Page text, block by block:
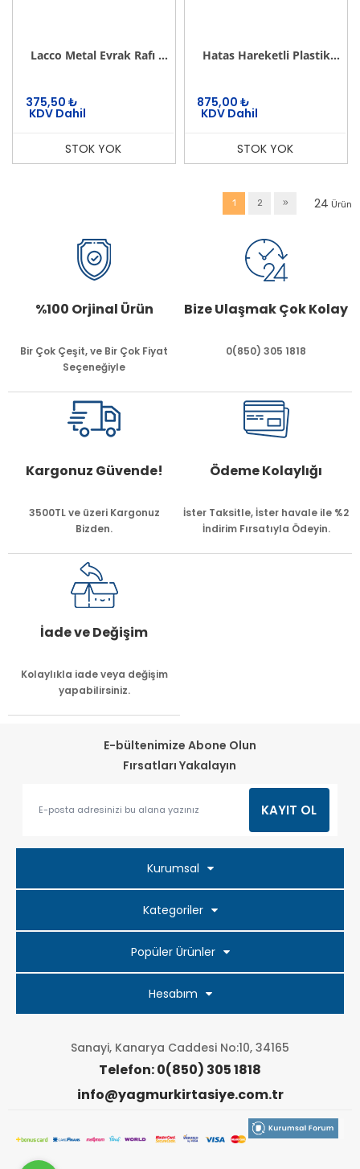
Lacco Metal Evrak Rafı - 3'lü - Siyah
375,50 ₺
KDV Dahil
STOK YOK
Hatas Hareketli Plastik Evrak Rafı 3 Lü
875,00 ₺
KDV Dahil
STOK YOK
24 Ürün
1 2 »
%100 Orjinal Ürün
Bir Çok Çeşit, ve Bir Çok Fiyat
Seçeneğiyle
Bize Ulaşmak Çok Kolay
0(850) 305 1818
Kargonuz Güvende!
3500TL ve üzeri Kargonuz
Bizden.
Ödeme Kolaylığı
İster Taksitle, İster havale ile %2
İndirim Fırsatıyla Ödeyin.
İade ve Değişim
Kolaylıkla iade veya değişim
yapabilirsiniz.
E-bültenimize Abone Olun
Fırsatları Yakalayın
Kurumsal
Kategoriler
Popüler Ürünler
Hesabım
Sanayi, Kanarya Caddesi No:10, 34165
Telefon: 0(850) 305 1818
info@yagmurkirtasiye.com.tr